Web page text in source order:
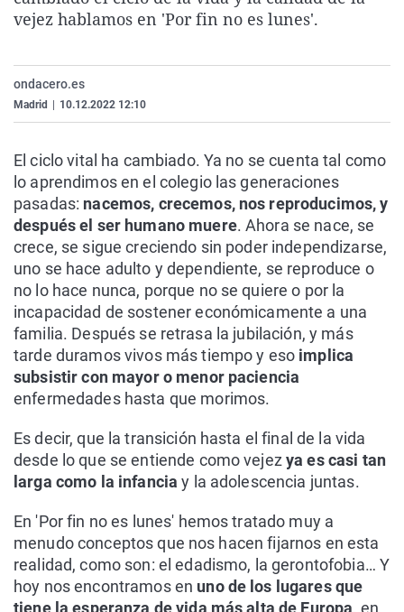
La rosa de los vientos
Caso
Extremadura
Virales
vejez hablamos en 'Por fin no es lunes'.
ondacero.es
Madrid 10.12.2022 12:10
El ciclo vital ha cambiado. Ya no se cuenta tal como
lo aprendimos en el colegio las generaciones
pasadas: nacemos, crecemos, nos reproducimos, y
después el ser humano muere. Ahora se nace, se
crece, se sigue creciendo sin poder independizarse,
uno se hace adulto y dependiente, se reproduce o
no lo hace nunca, porque no se quiere o por la
incapacidad de sostener económicamente a una
familia. Después se retrasa la jubilación, y más
tarde duramos vivos más tiempo y eso implica
subsistir con mayor o menor paciencia
enfermedades hasta que morimos.
Es decir, que la transición hasta el final de la vida
desde lo que se entiende como vejez ya es casi tan
larga como la infancia y la adolescencia juntas.
En 'Por fin no es lunes' hemos tratado muy a
menudo conceptos que nos hacen fijarnos en esta
realidad, como son: el edadismo, la gerontofobia… Y
hoy nos encontramos en uno de los lugares que
tiene la esperanza de vida más alta de Europa, en